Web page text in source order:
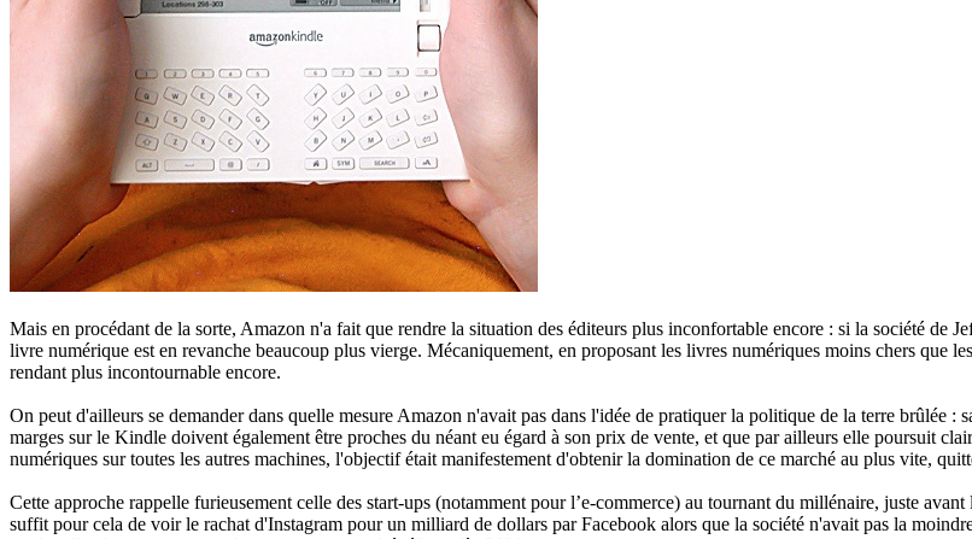
Mais en procédant de la sorte, Amazon n'a fait que rendre la situation des éditeurs plus inconfortable encore : si la société de
livre numérique est en revanche beaucoup plus vierge. Mécaniquement, en proposant les livres numériques moins chers que
rendant plus incontournable encore.
On peut d'ailleurs se demander dans quelle mesure Amazon n'avait pas dans l'idée de pratiquer la politique de la terre brûlée :
marges sur le Kindle doivent également être proches du néant eu égard à son prix de vente, et que par ailleurs elle poursuit
numériques sur toutes les autres machines, l'objectif était manifestement d'obtenir la domination de ce marché au plus vite,
Cette approche rappelle furieusement celle des start-ups (notamment pour l’e-commerce) au tournant du millénaire, juste
suffit pour cela de voir le rachat d'Instagram pour un milliard de dollars par Facebook alors que la société n'avait pas la